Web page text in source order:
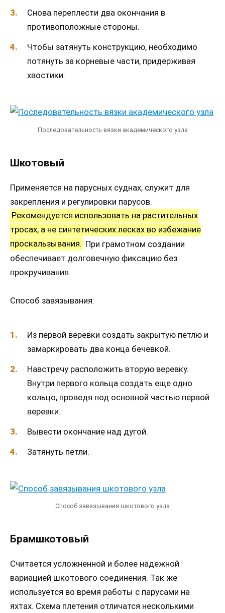
Снова переплести два окончания в
противоположные стороны.
Чтобы затянуть конструкцию, необходимо
потянуть за корневые части, придерживая
хвостики.
Последовательность вязки академического узла
Шкотовый
Применяется на парусных суднах, служит для
закрепления и регулировки парусов.
Рекомендуется использовать на растительных
тросах, а не синтетических лесках во избежание
проскальзывания. При грамотном создании
обеспечивает долговечную фиксацию без
прокручивания.
Способ завязывания:
Из первой веревки создать закрытую петлю и
замаркировать два конца бечевкой.
Навстречу расположить вторую веревку.
Внутри первого кольца создать еще одно
кольцо, проведя под основной частью первой
веревки.
Вывести окончание над дугой.
Затянуть петли.
Способ завязывания шкотового узла
Брамшкотовый
Считается усложненной и более надежной
вариацией шкотового соединения. Так же
используется во время работы с парусами на
яхтах. Схема плетения отличатся несколькими